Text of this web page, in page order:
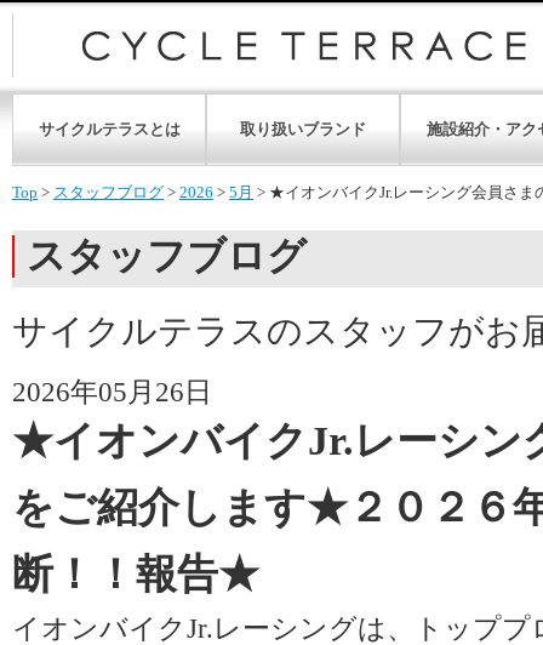
サイクルテラスとは 取り扱いブランド 施設紹介・アク
Top > スタッフブログ > 2026 > 5月 > ★イオンバイクJr.レーシング会員さ
スタッフブログ
サイクルテラスのスタッフがお
2026年05月26日
★イオンバイクJr.レーシン
をご紹介します★２０２６
断！！報告★
イオンバイクJr.レーシングは、トップ